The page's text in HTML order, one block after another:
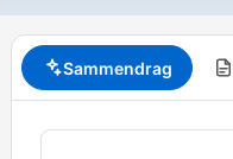
Sammendrag